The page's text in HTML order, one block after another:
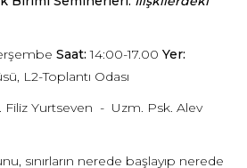
Saat: 14:00-17.00 Yer:
L2-Toplantı Odası
Filiz Yurtseven - Uzm. Psk. Alev
sınırların nerede başlayıp nerede